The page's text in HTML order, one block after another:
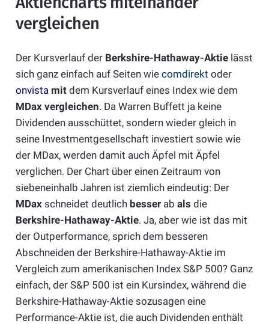
vergleichen
Der Kursverlauf der Berkshire-Hathaway-Aktielässt
sich ganz einfach auf Seiten wie comdirekt oder
onvista mitdem Kursverlauf eines Index wie dem
MDax vergleichen. Da Warren Buffett ja keine
Dividenden ausschüttet, sondern wieder gleich in
seine Investmentgesellschaft investiert sowie wie
der MDax, werden damit auch Äpfel mit Äpfel
verglichen. Der Chart über einen Zeitraum von
siebeneinhalb Jahren ist ziemlich eindeutig: Der
MDaxschneidet deutlich besserab als die
Berkshire-Hathaway-Aktie. Ja, aber wie ist das mit
der Outperformance, sprich dem besseren
Abschneiden der Berkshire-Hathaway-Aktie im
Vergleich zum amerikanischen Index S&P 500? Ganz
einfach, der S&P 500 ist ein Kursindex, während die
Berkshire-Hathaway-Aktie sozusagen eine
Performance-Aktie ist, die auch Dividenden enthält